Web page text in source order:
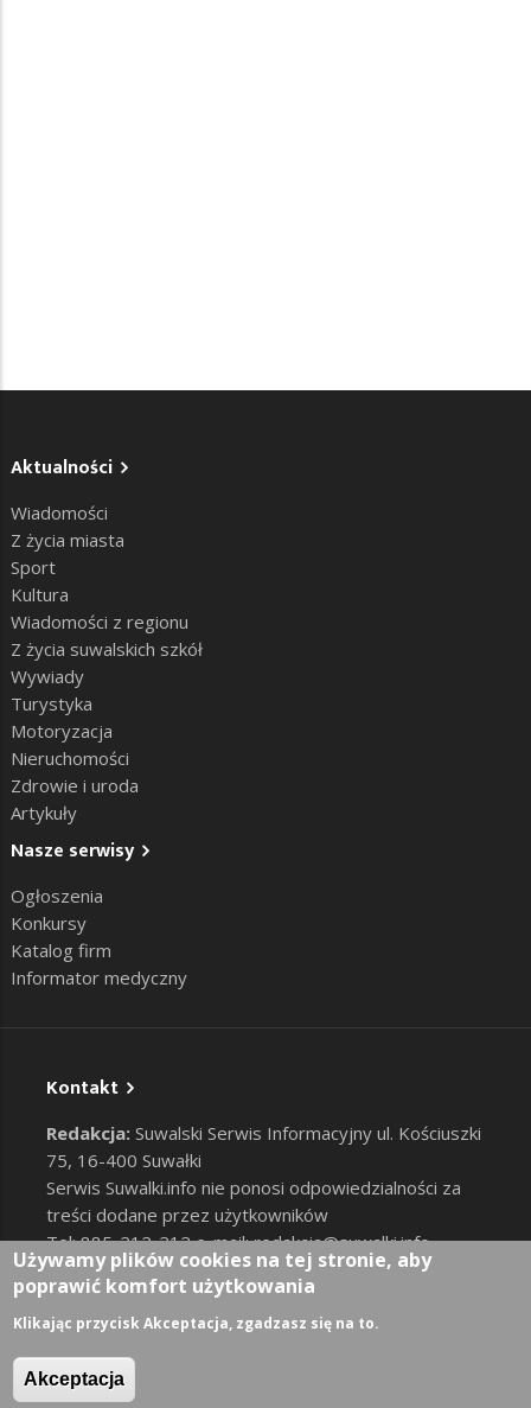
Aktualności
Wiadomości
Z życia miasta
Sport
Kultura
Wiadomości z regionu
Z życia suwalskich szkół
Wywiady
Turystyka
Motoryzacja
Nieruchomości
Zdrowie i uroda
Artykuły
Nasze serwisy
Ogłoszenia
Konkursy
Katalog firm
Informator medyczny
Kontakt
Redakcja: Suwalski Serwis Informacyjny ul. Kościuszki
75, 16-400 Suwałki
Serwis Suwalki.info nie ponosi odpowiedzialności za
treści dodane przez użytkowników
Tel: 885-212-212 e-mail:redakcja@suwalki.info,
reklama@suwalki.info
RODO |Cookies
User account menu
Zaloguj
Używamy plików cookies na tej stronie, aby
poprawić komfort użytkowania
Klikając przycisk Akceptacja, zgadzasz się na to.
Akceptacja